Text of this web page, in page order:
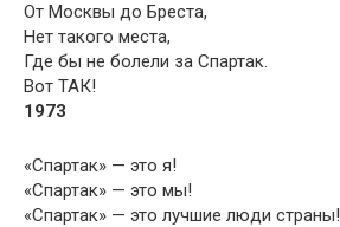
От Москвы до Бреста,
Нет такого места,
Где бы не болели за Спартак.
Вот ТАК!
1973
«Спартак» — это я!
«Спартак» — это мы!
«Спартак» — это лучшие люди страны!